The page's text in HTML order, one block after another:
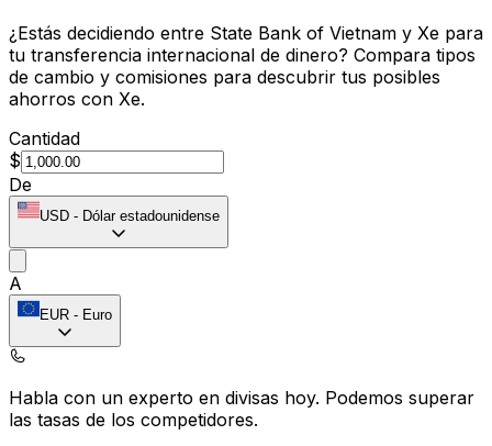
¿Estás decidiendo entre State Bank of Vietnam y Xe para
tu transferencia internacional de dinero? Compara tipos
de cambio y comisiones para descubrir tus posibles
ahorros con Xe.
Cantidad
$
De
USD - Dólar estadounidense
A
EUR - Euro
Habla con un experto en divisas hoy. Podemos superar
las tasas de los competidores.